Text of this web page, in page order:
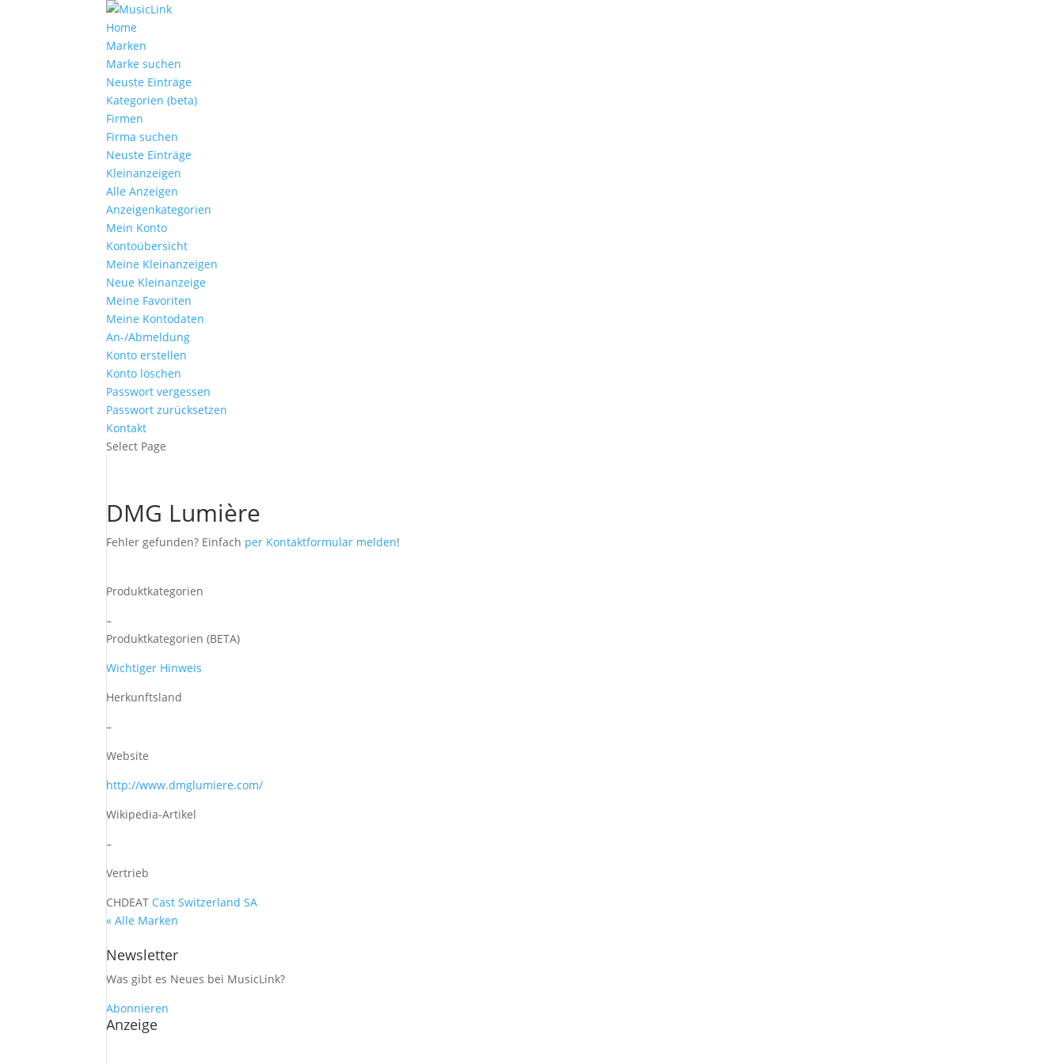
Home
Marken
Marke suchen
Neuste Einträge
Kategorien (beta)
Firmen
Firma suchen
Neuste Einträge
Kleinanzeigen
Alle Anzeigen
Anzeigen­kategorien
Mein Konto
Kontoübersicht
Meine Kleinanzeigen
Neue Kleinanzeige
Meine Favoriten
Meine Kontodaten
An-/Abmeldung
Konto erstellen
Konto löschen
Passwort vergessen
Passwort zurücksetzen
Kontakt
Select Page
DMG Lumière
Fehler gefunden? Einfach per Kontaktformular melden!
Produktkategorien
–
Produktkategorien (BETA)
Wichtiger Hinweis
Herkunftsland
–
Website
http://www.dmglumiere.com/
Wikipedia-Artikel
–
Vertrieb
CHDEAT Cast Switzerland SA
« Alle Marken
Newsletter
Was gibt es Neues bei MusicLink?
Abonnieren
Anzeige